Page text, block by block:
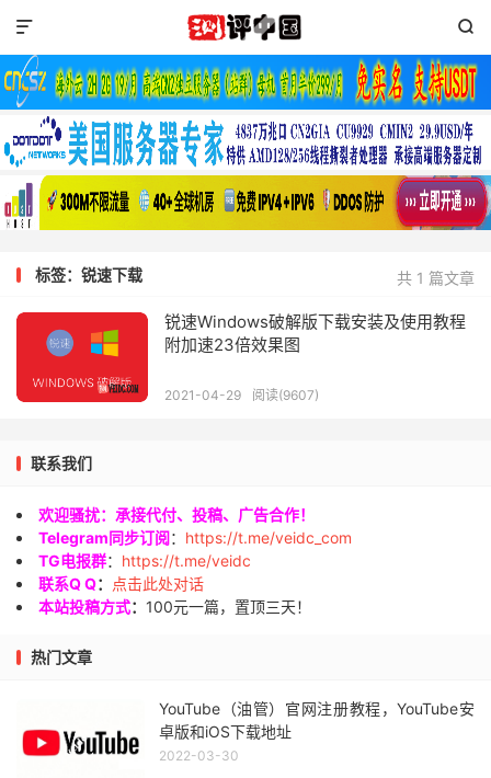


共 1 篇文章
标签：锐速下载
锐速Windows破解版下载安装及使用教程
附加速23倍效果图
2021-04-29 阅读(9607)
联系我们
欢迎骚扰：承接代付、投稿、广告合作！
Telegram同步订阅： https://t.me/veidc_com
TG电报群： https://t.me/veidc
联系Q Q：
点击此处对话
本站投稿方式： 100元一篇，置顶三天！
热门文章
YouTube（油管）官网注册教程，YouTube安
卓版和iOS下载地址
2022-03-30